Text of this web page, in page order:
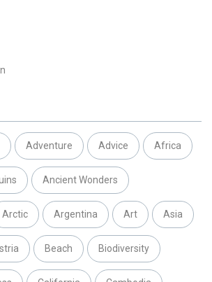
Adventure Advice Africa
Ancient Wonders
Arctic Argentina Art Asia
Beach Biodiversity